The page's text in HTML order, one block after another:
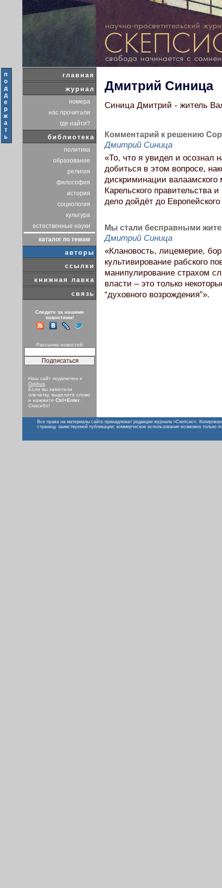
п
о
д
д
е
р
ж
а
т
ь
главная
журнал
номера
нас прочитали
где найти?
библиотека
политика
образование
религия
философия
история
социология
культура
естественные науки
каталог по темам
авторы
ссылки
книжная лавка
связь
Следите за нашими
новостями!
Рассылка новостей:
Наш сайт подключен к
Orphus
Если вы заметили
опечатку, выделите слово
и нажмите Ctrl+Enter
Спасибо!
Дмитрий Синица
Синица Дмитрий - житель
Комментарий к решению
Дмитрий Синица
«То, что я увидел и осознал
добиться в этом вопросе,
дискриминации валаамского
Карельского правительства
дело дойдёт до
Мы стали бесправными
Дмитрий Синица
«Клановость, лицемерие,
культивирование рабского
манипулирование страхом
власти – это только
“духовного возрождения”».
Все права на материалы сайта принадлежат редакции журнала «Скепсис».
страницу заимствуемой публикации; коммерческое использование возможно только